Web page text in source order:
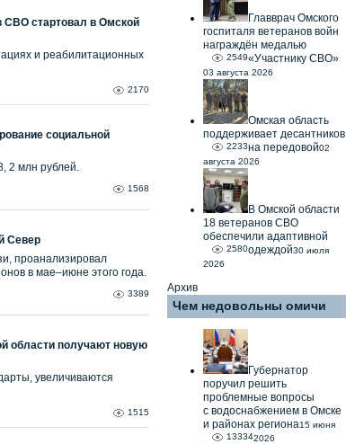
СВО стартовал в Омской
и реабилитационных
2170
социальной
2 млн рублей.
1568
Север
проанализировал
в мае–июне этого года.
3389
области получают новую
увеличиваются
1515
Главврач Омского
госпиталя ветеранов войн
награждён медалью
«Участнику СВО»
2549
03 августа 2026
Омская область
поддерживает десантников
на передовой
2233
02
августа 2026
В Омской области
18 ветеранов СВО
обеспечили адаптивной
одеждой
2580
30 июля
2026
Архив
Чем недовольны омичи
Губернатор
поручил решить
проблемные вопросы
с водоснабжением в Омске
и районах региона
13334
15 июня
2026